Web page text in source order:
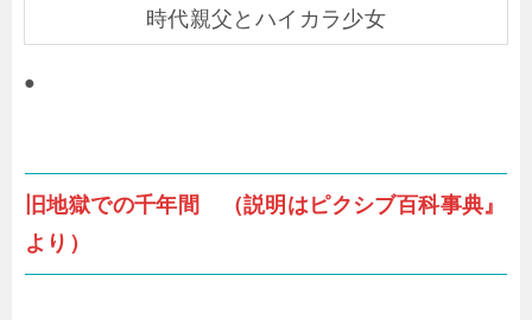
時代親父とハイカラ少女
●
旧地獄での千年間 （説明はピクシブ百科事典』
より）